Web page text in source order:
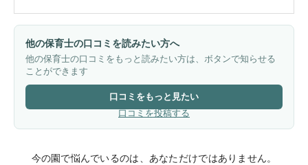
他の保育士の口コミを読みたい方へ
他の保育士の口コミをもっと読みたい方は、ボタンで知らせる
ことができます
口コミをもっと見たい
口コミを投稿する
今の園で悩んでいるのは、あなただけではありません。